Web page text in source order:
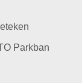
Parkban